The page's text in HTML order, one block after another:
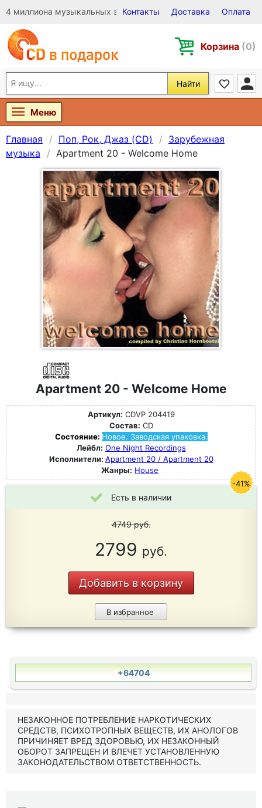
4 миллиона музыкальных записей на Виниле, CD и DVD
Контакты Доставка Оплата
Корзина (0)
Найти
Меню
Главная Поп, Рок, Джаз (CD)
Зарубежная
музыка
Apartment 20 - Welcome Home
Apartment 20 - Welcome Home
Артикул: CDVP 204419
Состав: CD
Состояние: Новое. Заводская упаковка.
Лейбл: One Night Recordings
Исполнители: Apartment 20 / Apartment 20
Жанры: House
Есть в наличии
4749руб.
2799 руб.
Добавить в корзину
В избранное
-41%
+64704
НЕЗАКОННОЕ ПОТРЕБЛЕНИЕ НАРКОТИЧЕСКИХ
СРЕДСТВ, ПСИХОТРОПНЫХ ВЕЩЕСТВ, ИХ АНОЛОГОВ
ПРИЧИНЯЕТ ВРЕД ЗДОРОВЬЮ, ИХ НЕЗАКОННЫЙ
ОБОРОТ ЗАПРЕЩЕН И ВЛЕЧЕТ УСТАНОВЛЕННУЮ
ЗАКОНОДАТЕЛЬСТВОМ ОТВЕТСТВЕННОСТЬ.